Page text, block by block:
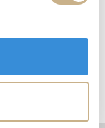
Bestlite BL9S